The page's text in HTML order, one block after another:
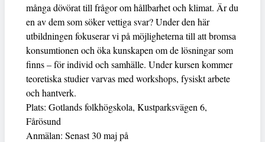
många dövörat till frågor om hållbarhet och klimat. Är du
en av dem som söker vettiga svar? Under den här
utbildningen fokuserar vi på möjligheterna till att bromsa
konsumtionen och öka kunskapen om de lösningar som
finns – för individ och samhälle. Under kursen kommer
teoretiska studier varvas med workshops, fysiskt arbete
och hantverk.
Plats: Gotlands folkhögskola, Kustparksvägen 6,
Fårösund
Anmälan: Senast 30 maj på